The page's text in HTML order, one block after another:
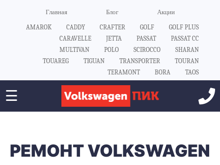
Главная Блог Акции
AMAROK CADDY CRAFTER GOLF
GOLF PLUS
CARAVELLE
JETTA PASSAT
PASSAT CC
MULTIVAN
POLO SCIROCCO
SHARAN
TOUAREG
TIGUAN TRANSPORTER
TOURAN
TERAMONT
BORA TAOS
☰
РЕМОНТ VOLKSWAGEN